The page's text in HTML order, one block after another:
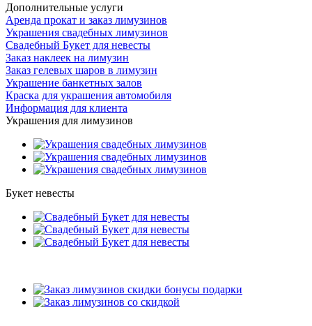
Дополнительные услуги
Аренда прокат и заказ лимузинов
Украшения свадебных лимузинов
Свадебный Букет для невесты
Заказ наклеек на лимузин
Заказ гелевых шаров в лимузин
Украшение банкетных залов
Краска для украшения автомобиля
Информация для клиента
Украшения для лимузинов
Букет невесты